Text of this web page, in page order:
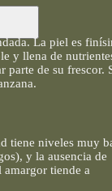
La piel es
y llena de
parte de su frescor.
tiene niveles muy
y la ausencia de
tiende a